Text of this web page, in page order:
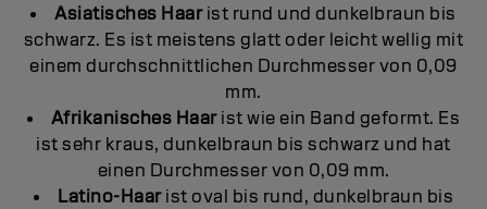
Asiatisches Haarist rund und dunkelbraun bis
schwarz. Es ist meistens glatt oder leicht wellig mit
einem durchschnittlichen Durchmesser von 0,09
mm.
Afrikanisches Haarist wie ein Band geformt. Es
ist sehr kraus, dunkelbraun bis schwarz und hat
einen Durchmesser von 0,09 mm.
Latino-Haarist oval bis rund, dunkelbraun bis